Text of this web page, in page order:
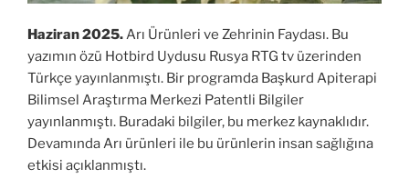
Haziran 2025.Arı Ürünleri ve Zehrinin Faydası. Bu
yazımın özü Hotbird Uydusu Rusya RTG tv üzerinden
Türkçe yayınlanmıştı. Bir programda Başkurd Apiterapi
Bilimsel Araştırma Merkezi Patentli Bilgiler
yayınlanmıştı. Buradaki bilgiler, bu merkez kaynaklıdır.
Devamında Arı ürünleri ile bu ürünlerin insan sağlığına
etkisi açıklanmıştı.